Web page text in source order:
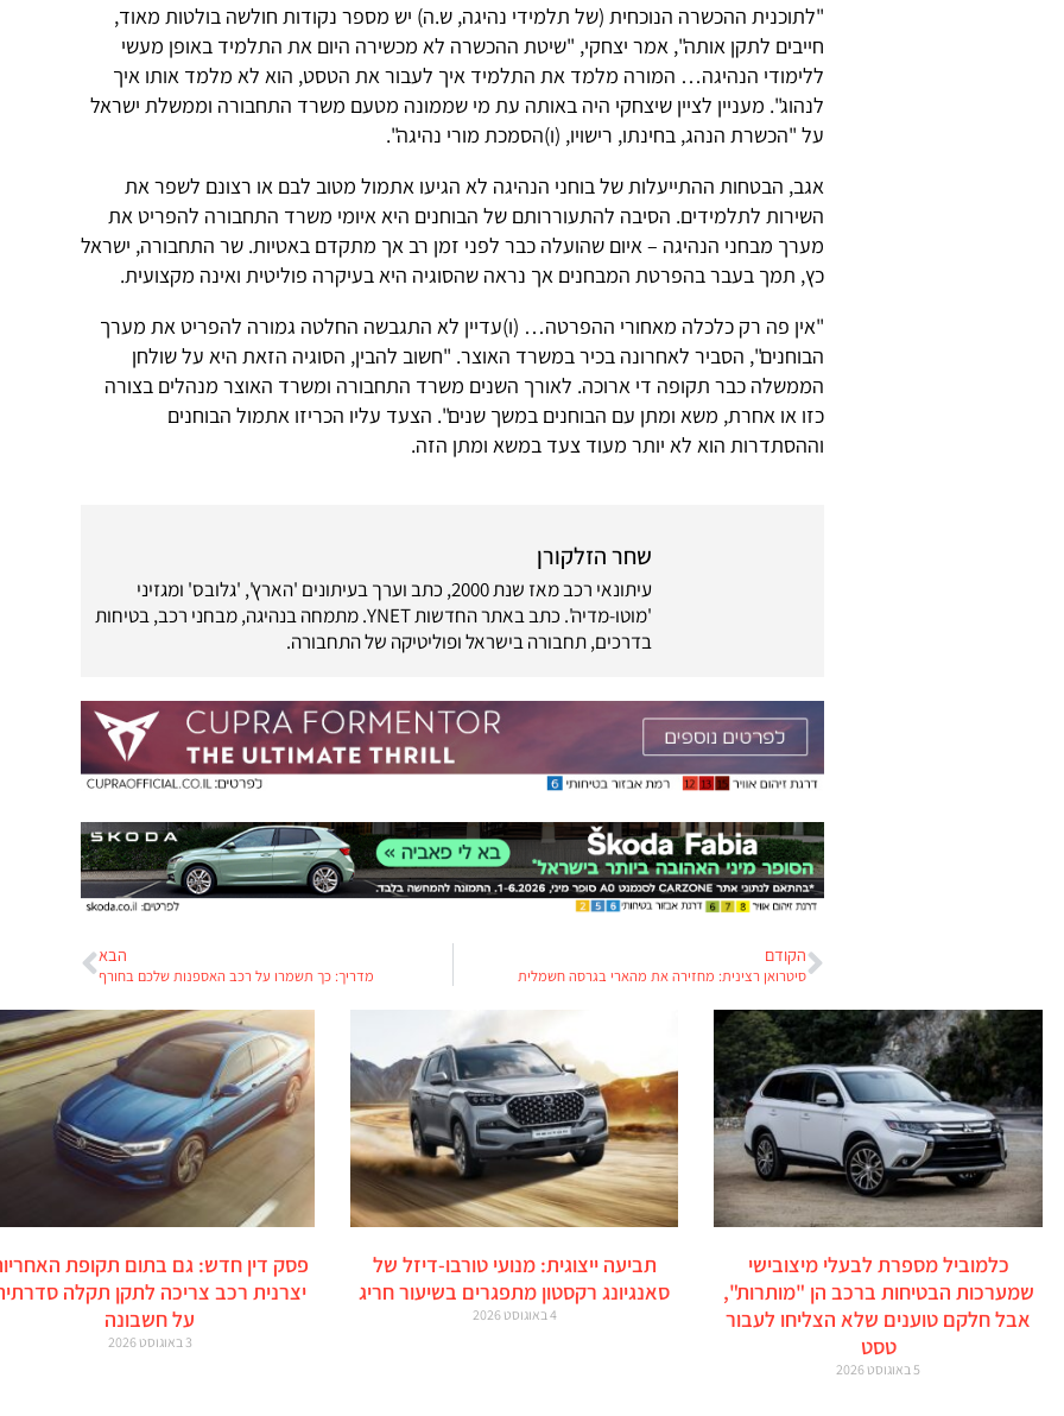
"לתוכנית ההכשרה הנוכחית (של תלמידי נהיגה, ש.ה) יש מספר נקודות חולשה בולטות מאוד,
חייבים לתקן אותה", אמר יצחקי, "שיטת ההכשרה לא מכשירה היום את התלמיד באופן מעשי
ללימודי הנהיגה… המורה מלמד את התלמיד איך לעבור את הטסט, הוא לא מלמד אותו איך
לנהוג". מעניין לציין שיצחקי היה באותה עת מי שממונה מטעם משרד התחבורה וממשלת ישראל
על "הכשרת הנהג, בחינתו, רישויו, (ו)הסמכת מורי נהיגה".
אגב, הבטחות ההתייעלות של בוחני הנהיגה לא הגיעו אתמול מטוב לבם או רצונם לשפר את
השירות לתלמידים. הסיבה להתעוררותם של הבוחנים היא איומי משרד התחבורה להפריט את
מערך מבחני הנהיגה – איום שהועלה כבר לפני זמן רב אך מתקדם באטיות. שר התחבורה, ישראל
כץ, תמך בעבר בהפרטת המבחנים אך נראה שהסוגיה היא בעיקרה פוליטית ואינה מקצועית.
"אין פה רק כלכלה מאחורי ההפרטה… (ו)עדיין לא התגבשה החלטה גמורה להפריט את מערך
הבוחנים", הסביר לאחרונה בכיר במשרד האוצר. "חשוב להבין, הסוגיה הזאת היא על שולחן
הממשלה כבר תקופה די ארוכה. לאורך השנים משרד התחבורה ומשרד האוצר מנהלים בצורה
כזו או אחרת, משא ומתן עם הבוחנים במשך שנים". הצעד עליו הכריזו אתמול הבוחנים
וההסתדרות הוא לא יותר מעוד צעד במשא ומתן הזה.
שחר הזלקורן
עיתונאי רכב מאז שנת 2000, כתב וערך בעיתונים 'הארץ', 'גלובס' ומגזיני
'מוטו-מדיה'. כתב באתר החדשות YNET. מתמחה בנהיגה, מבחני רכב, בטיחות
בדרכים, תחבורה בישראל ופוליטיקה של התחבורה.
הקודם
סיטרואן רצינית: מחזירה את מהארי בגרסה חשמלית
הבא
מדריך: כך תשמרו על רכב האספנות שלכם בחורף
כלמוביל מספרת לבעלי מיצובישי
שמערכות הבטיחות ברכב הן "מותרות",
אבל חלקם טוענים שלא הצליחו לעבור
טסט
5 באוגוסט 2026
תביעה ייצוגית: מנועי טורבו-דיזל של
סאנגיונג רקסטון מתפגרים בשיעור חריג
4 באוגוסט 2026
פסק דין חדש: גם בתום תקופת
יצרנית רכב צריכה לתקן תקלה
על חשבונה
3 באוגוסט 2026